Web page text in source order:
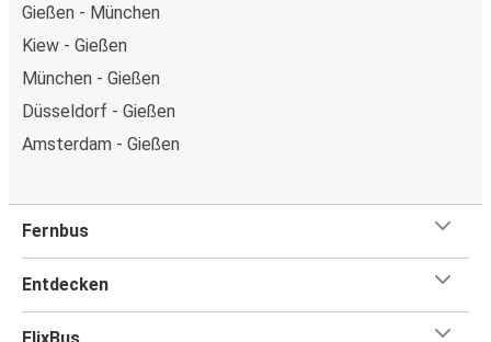
Gießen - München
Kiew - Gießen
München - Gießen
Düsseldorf - Gießen
Amsterdam - Gießen
Fernbus
Entdecken
FlixBus